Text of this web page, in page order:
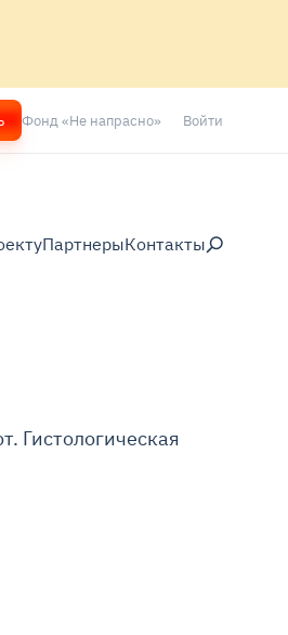
Фонд «Не напрасно» Войти
ПартнерыКонтакты
Гистологическая